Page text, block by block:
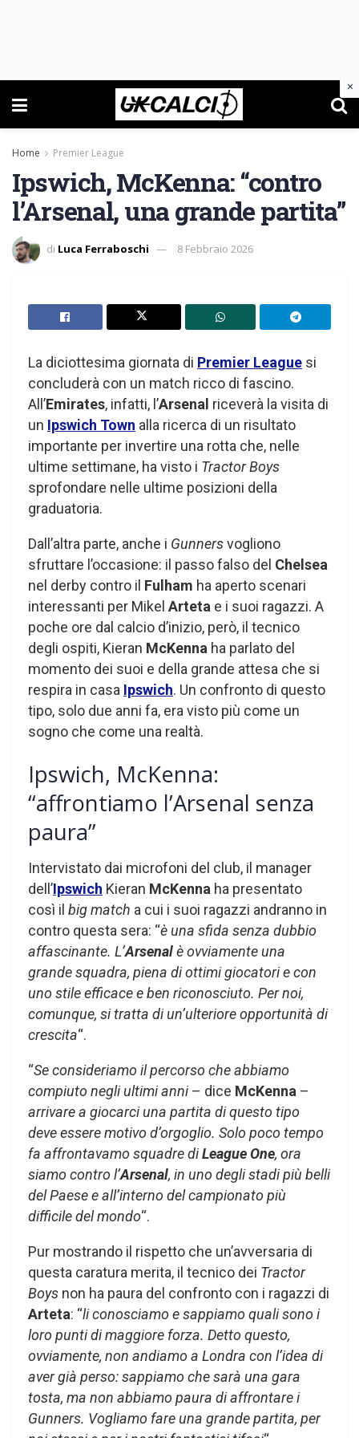
Home Premier League
Ipswich, McKenna: “contro
l’Arsenal, una grande partita”
di Luca Ferraboschi 8 Febbraio 2026
La diciottesima giornata di Premier League si
concluderà con un match ricco di fascino.
All’Emirates, infatti, l’Arsenal riceverà la visita di
un Ipswich Town alla ricerca di un risultato
importante per invertire una rotta che, nelle
ultime settimane, ha visto i Tractor Boys
sprofondare nelle ultime posizioni della
graduatoria.
Dall’altra parte, anche i Gunnersvogliono
sfruttare l’occasione: il passo falso del Chelsea
nel derby contro il Fulham ha aperto scenari
interessanti per Mikel Arteta e i suoi ragazzi. A
poche ore dal calcio d’inizio, però, il tecnico
degli ospiti, Kieran McKenna ha parlato del
momento dei suoi e della grande attesa che si
respira in casa Ipswich. Un confronto di questo
tipo, solo due anni fa, era visto più come un
sogno che come una realtà.
Ipswich, McKenna:
“affrontiamo l’Arsenal senza
paura”
Intervistato dai microfoni del club, il manager
dell’Ipswich Kieran McKenna ha presentato
così il big match a cui i suoi ragazzi andranno in
contro questa sera: “è una sfida senza dubbio
affascinante. L’Arsenalè ovviamente una
grande squadra, piena di ottimi giocatori e con
uno stile efficace e ben riconosciuto. Per noi,
comunque, si tratta di un’ulteriore opportunità di
crescita“.
“Se consideriamo il percorso che abbiamo
compiuto negli ultimi anni– dice McKenna –
arrivare a giocarci una partita di questo tipo
deve essere motivo d’orgoglio. Solo poco tempo
fa affrontavamo squadre diLeague One, ora
siamo contro l’Arsenal, in uno degli stadi più belli
del Paese e all’interno del campionato più
difficile del mondo“.
Pur mostrando il rispetto che un’avversaria di
questa caratura merita, il tecnico dei Tractor
Boys non ha paura del confronto con i ragazzi di
Arteta: “li conosciamo e sappiamo quali sono i
loro punti di maggiore forza. Detto questo,
ovviamente, non andiamo a Londra con l’idea di
aver già perso: sappiamo che sarà una gara
tosta, ma non abbiamo paura di affrontare i
Gunners. Vogliamo fare una grande partita, per
×